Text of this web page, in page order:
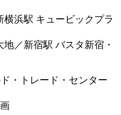
横浜駅 キュービックプラ
／新宿駅 バスタ新宿・
・トレード・センター